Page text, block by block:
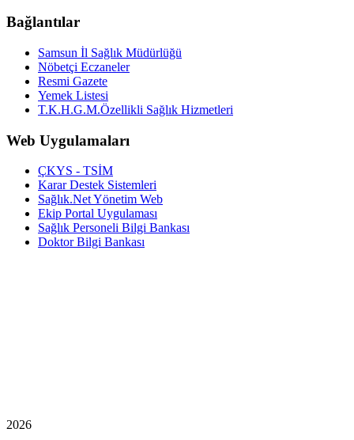
Bağlantılar
Samsun İl Sağlık Müdürlüğü
Nöbetçi Eczaneler
Resmi Gazete
Yemek Listesi
T.K.H.G.M.Özellikli Sağlık Hizmetleri
Web Uygulamaları
ÇKYS - TSİM
Karar Destek Sistemleri
Sağlık.Net Yönetim Web
Ekip Portal Uygulaması
Sağlık Personeli Bilgi Bankası
Doktor Bilgi Bankası
2026